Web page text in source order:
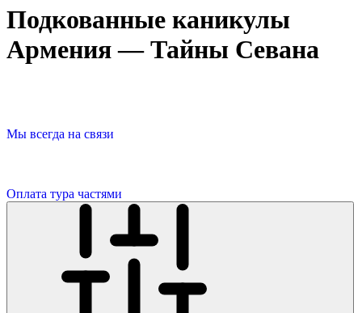
Подкованные каникулы
Армения — Тайны Севана
Мы всегда на связи
Оплата тура частями